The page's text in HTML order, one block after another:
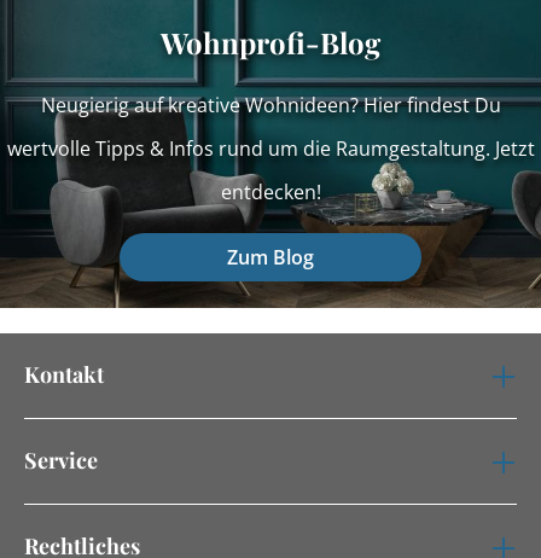
Wohnprofi-Blog
Neugierig auf kreative Wohnideen? Hier findest Du
wertvolle Tipps & Infos rund um die Raumgestaltung. Jetzt
entdecken!
Zum Blog
Kontakt
Service
Rechtliches